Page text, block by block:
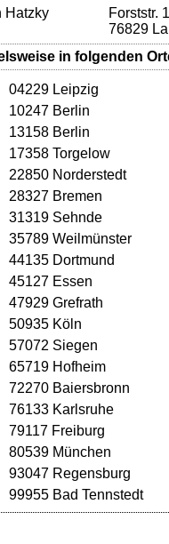
Hatzky
Forststr.
76829
in folgenden
04229 Leipzig
10247 Berlin
13158 Berlin
17358 Torgelow
22850 Norderstedt
28327 Bremen
31319 Sehnde
35789 Weilmünster
44135 Dortmund
45127 Essen
47929 Grefrath
50935 Köln
57072 Siegen
65719 Hofheim
72270 Baiersbronn
76133 Karlsruhe
79117 Freiburg
80539 München
93047 Regensburg
99955 Bad Tennstedt